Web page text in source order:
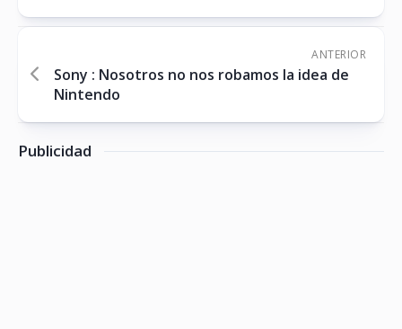
ANTERIOR
Sony : Nosotros no nos robamos la idea de
Nintendo
Publicidad